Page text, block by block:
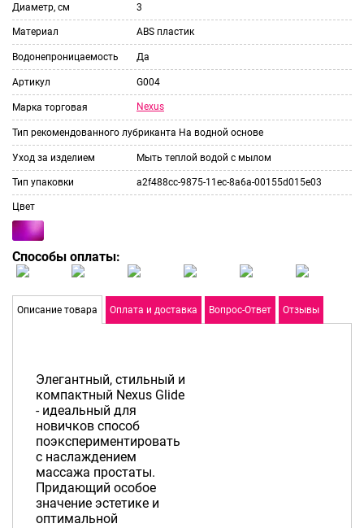
Диаметр, см 3
Материал ABS пластик
Водонепроницаемость Да
Артикул G004
Марка торговая Nexus
Тип рекомендованного лубриканта На водной основе
Уход за изделием Мыть теплой водой с мылом
Тип упаковки a2f488cc-9875-11ec-8a6a-00155d015e03
Цвет
Способы оплаты:
Описание товара Оплата и доставка Вопрос-Ответ Отзывы
Элегантный, стильный и
компактный Nexus Glide
- идеальный для
новичков способ
поэкспериментировать
с наслаждением
массажа простаты.
Придающий особое
значение эстетике и
оптимальной